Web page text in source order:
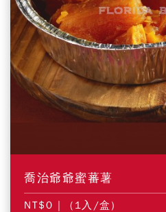
喬治爺爺蜜蕃薯
NT$0 | (1入/盒)